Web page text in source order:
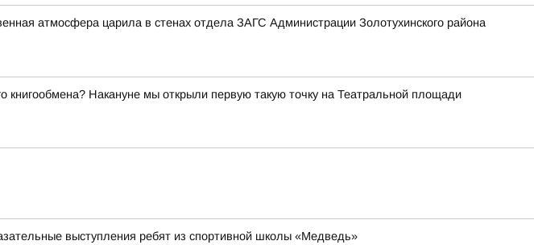
атмосфера царила в стенах отдела ЗАГС Администрации Золотухинского района
Накануне мы открыли первую такую точку на Театральной площади
выступления ребят из спортивной школы «Медведь»